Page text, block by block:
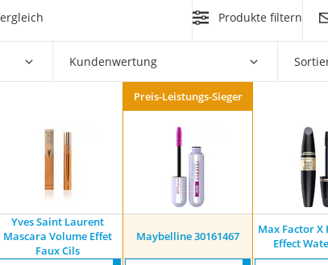
Produkte filtern
Kundenwertung
Preis-Leistungs-Sieger
Yves Saint Laurent
Mascara Volume Effet
Faux Cils
Maybelline 30161467
Max Factor X
Effect